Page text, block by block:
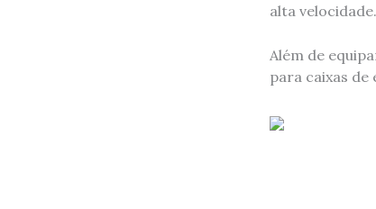
alta velocidade.
Além de
para caixas de